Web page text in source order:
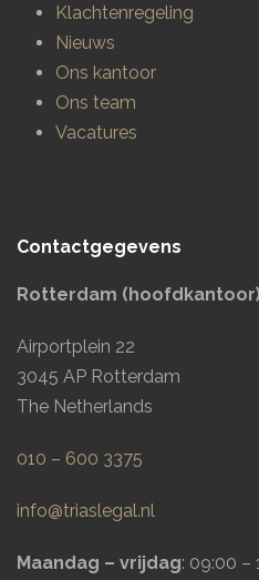
Klachtenregeling
Nieuws
Ons kantoor
Ons team
Vacatures
Contactgegevens
Rotterdam (hoofdkantoor)
Airportplein 22
3045 AP Rotterdam
The Netherlands
010 – 600 3375
info@triaslegal.nl
Maandag – vrijdag: 09:00 –